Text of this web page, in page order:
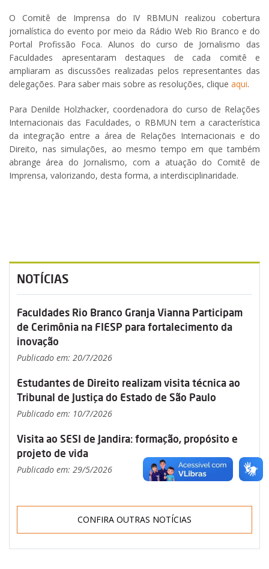
O Comitê de Imprensa do IV RBMUN realizou cobertura
jornalística do evento por meio da Rádio Web Rio Branco e do
Portal Profissão Foca. Alunos do curso de Jornalismo das
Faculdades apresentaram destaques de cada comitê e
ampliaram as discussões realizadas pelos representantes das
delegações. Para saber mais sobre as resoluções, clique aqui.
Para Denilde Holzhacker, coordenadora do curso de Relações
Internacionais das Faculdades, o RBMUN tem a característica
da integração entre a área de Relações Internacionais e do
Direito, nas simulações, ao mesmo tempo em que também
abrange área do Jornalismo, com a atuação do Comitê de
Imprensa, valorizando, desta forma, a interdisciplinaridade.
NOTÍCIAS
Faculdades Rio Branco Granja Vianna Participam
de Cerimônia na FIESP para fortalecimento da
inovação
Publicado em: 20/7/2026
Estudantes de Direito realizam visita técnica ao
Tribunal de Justiça do Estado de São Paulo
Publicado em: 10/7/2026
Visita ao SESI de Jandira: formação, propósito e
projeto de vida
Publicado em: 29/5/2026
CONFIRA OUTRAS NOTÍCIAS